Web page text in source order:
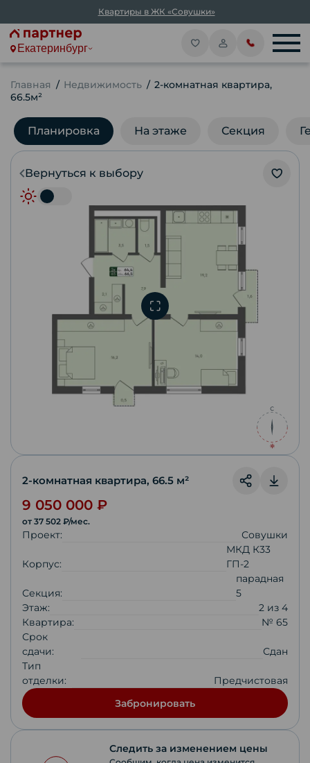
Квартиры в ЖК «Совушки»
Екатеринбург
Главная Недвижимость
2-комнатная квартира,
66.5м²
Планировка На этаже Секция
Вернуться к выбору
2-комнатная квартира, 66.5 м²
9 050 000 ₽
от 37 502 ₽/мес.
Проект: Совушки
Корпус:
МКД К33
ГП-2
Секция:
парадная
5
Этаж:
2 из 4
Квартира:
№ 65
Срок
сдачи:
Сдан
Тип
отделки:
Предчистовая
Забронировать
Следить за изменением цены